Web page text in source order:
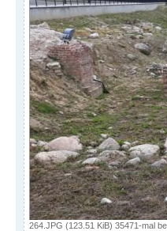
264.JPG (123.51 KiB) 35471-mal